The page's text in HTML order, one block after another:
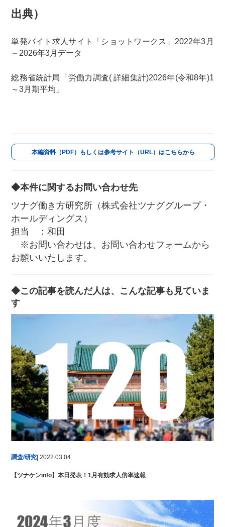
出典）
単発バイト求人サイト「ショットワークス」2022年3月
～2026年3月データ
総務省統計局「労働力調査( 詳細集計)2026年(令和8年)1
～3月期平均」
本編資料（PDF）もしくは参考サイト（URL）はこちらから
◆本件に関するお問い合わせ先
ツナグ働き方研究所（株式会社ツナググループ・
ホールディングス）
担当 ：和田
※お問い合わせは、お問い合わせフォームから
お願いいたします。
◆この記事を読んだ人は、こんな記事も見ていま
す
調査/研究 | 2022.03.04
【ツナケンinfo】本日発表！1月有効求人倍率速報